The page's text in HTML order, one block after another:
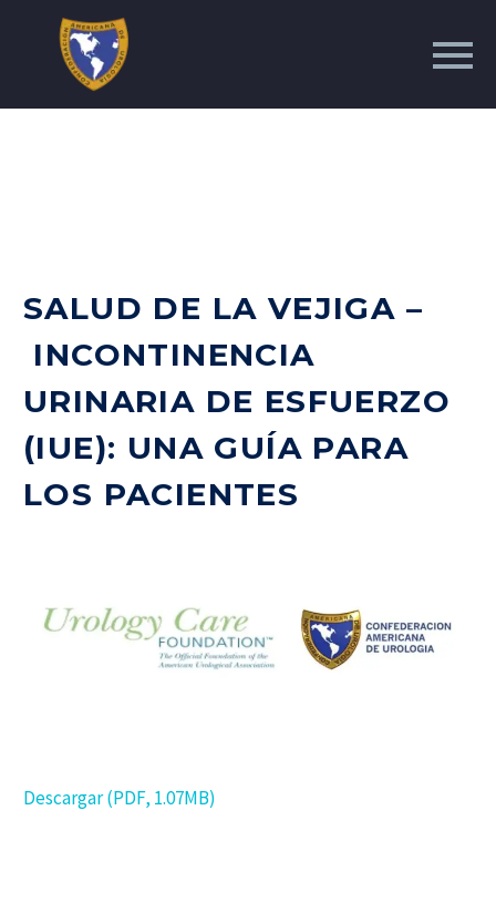
SALUD DE LA VEJIGA –
INCONTINENCIA
URINARIA DE ESFUERZO
(IUE): UNA GUÍA PARA
LOS PACIENTES
Descargar (PDF, 1.07MB)